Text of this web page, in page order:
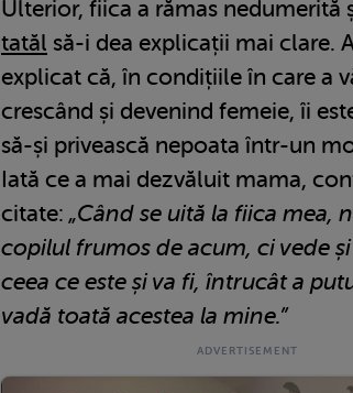
Ulterior, fiica a rămas nedumerită
tatăl să-i dea explicații mai clare.
explicat că, în condițiile în care a
crescând și devenind femeie, îi
să-și privească nepoata într-un
Iată ce a mai dezvăluit mama,
citate: „Când se uită la fiica mea,
copilul frumos de acum, ci vede
ceea ce este și va fi, întrucât a
vadă toată acestea la mine.”